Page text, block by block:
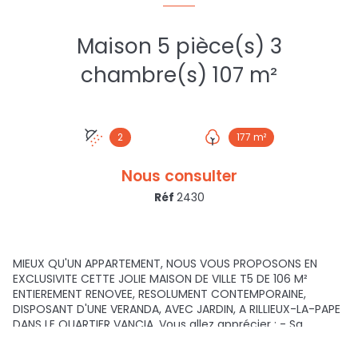
Maison 5 pièce(s) 3
chambre(s) 107 m²
2 177 m²
Nous consulter
Réf 2430
MIEUX QU'UN APPARTEMENT, NOUS VOUS PROPOSONS EN
EXCLUSIVITE CETTE JOLIE MAISON DE VILLE T5 DE 106 M²
ENTIEREMENT RENOVEE, RESOLUMENT CONTEMPORAINE,
DISPOSANT D'UNE VERANDA, AVEC JARDIN, A RILLIEUX-LA-PAPE
DANS LE QUARTIER VANCIA. Vous allez apprécier : - Sa